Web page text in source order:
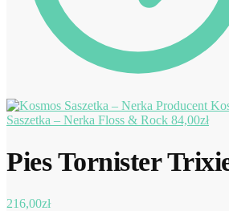
Saszetka – Nerka Floss & Rock 84,00zł
Pies Tornister
216,00zł